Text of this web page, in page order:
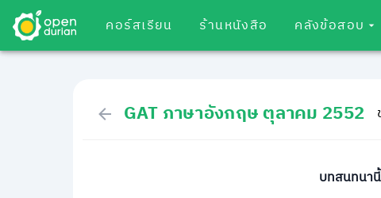
คอร์สเรียน ร้านหนังสือ คลังข้อสอบ
GAT ภาษาอังกฤษ ตุลาคม 2552
บทสนทนา